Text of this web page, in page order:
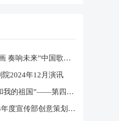
演出·精彩瞬间｜“交响音画 奏响未来”中国歌剧舞剧院交响音乐会在雄安上演
2024年12月演讯
喜报｜我院歌剧团在“我和我的祖国”——第四届优秀网络短视频大赛中荣获三项大奖
中国歌剧舞剧院关于2024年度宣传部创意策划复试有关事项的通知